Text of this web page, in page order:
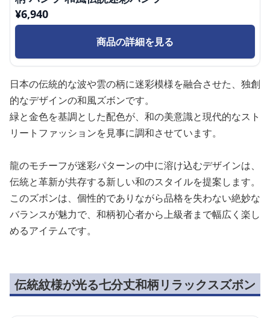
¥6,940
商品の詳細を見る
日本の伝統的な波や雲の柄に迷彩模様を融合させた、独創
的なデザインの和風ズボンです。
緑と金色を基調とした配色が、和の美意識と現代的なスト
リートファッションを見事に調和させています。
龍のモチーフが迷彩パターンの中に溶け込むデザインは、
伝統と革新が共存する新しい和のスタイルを提案します。
このズボンは、個性的でありながら品格を失わない絶妙な
バランスが魅力で、和柄初心者から上級者まで幅広く楽し
めるアイテムです。
伝統紋様が光る七分丈和柄リラックスズボン